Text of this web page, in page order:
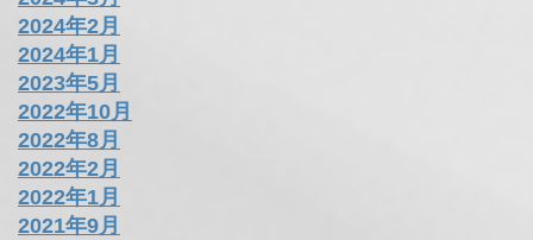
2024年2月
2024年1月
2023年5月
2022年10月
2022年8月
2022年2月
2022年1月
2021年9月